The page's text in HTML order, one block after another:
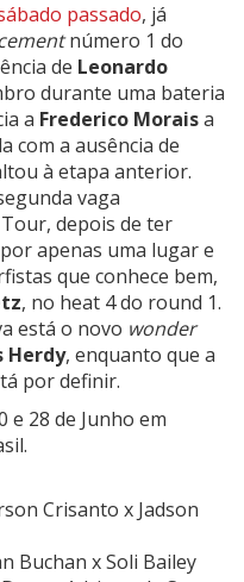
passado, já
número 1 do
de Leonardo
durante uma bateria
a Frederico Moraisa
com a ausência de
à etapa anterior.
vaga
depois de ter
apenas uma lugar e
que conhece bem,
, no heat 4 do round 1.
está o novo wonder
Herdy, enquanto que a
por definir.
e 28 de Junho em
Crisanto x Jadson
Buchan x Soli Bailey